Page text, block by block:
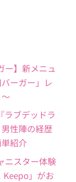
ー】新メニュ
ーガー」レ
ラブデッドラ
性陣の経歴
紹介
ニスター体験
Keepo」がお